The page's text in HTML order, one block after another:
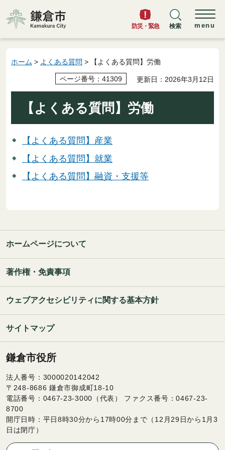
鎌倉市
防災・緊急 検索 menu
ホーム > よくある質問 > 【よくある質問】労働
ページ番号：41309 更新日：2026年3月12日
【よくある質問】労働
【よくある質問】産業
【よくある質問】就業
【よくある質問】融資・支援等
ホームページについて
著作権・免責事項
ウェブアクセシビリティに関する基本方針
サイトマップ
鎌倉市役所
法人番号：3000020142042
〒248-8686 鎌倉市御成町18-10
電話番号：0467-23-3000（代表） ファクス番号：0467-23-
8700
開庁日時：平日8時30分から17時00分まで（12月29日から1月3
日は閉庁）